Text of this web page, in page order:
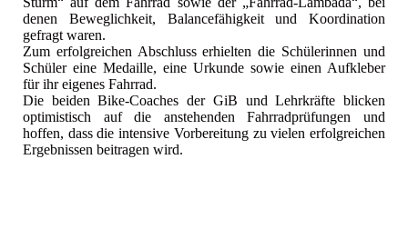
denen Beweglichkeit, Balancefähigkeit und Koordination
gefragt waren.
Zum erfolgreichen Abschluss erhielten die Schülerinnen und
Schüler eine Medaille, eine Urkunde sowie einen Aufkleber
für ihr eigenes Fahrrad.
Die beiden Bike-Coaches der GiB und Lehrkräfte blicken
optimistisch auf die anstehenden Fahrradprüfungen und
hoffen, dass die intensive Vorbereitung zu vielen erfolgreichen
Ergebnissen beitragen wird.